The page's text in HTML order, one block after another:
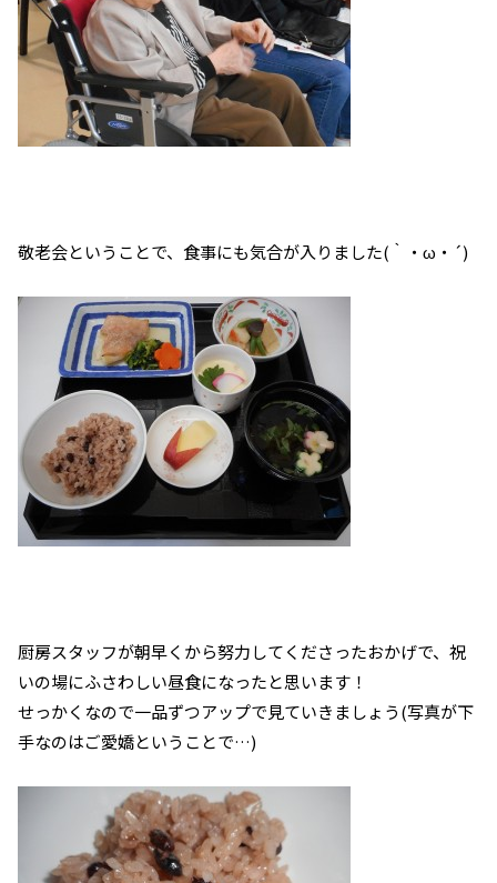
敬老会ということで、食事にも気合が入りました(｀・ω・´)
厨房スタッフが朝早くから努力してくださったおかげで、祝
いの場にふさわしい昼食になったと思います！
せっかくなので一品ずつアップで見ていきましょう(写真が下
手なのはご愛嬌ということで…)